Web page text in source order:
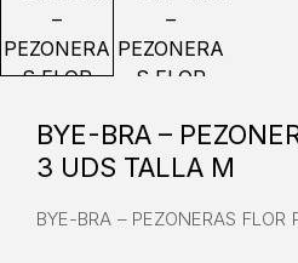
BYE-BRA –
3 UDS TALLA M
BYE-BRA – PEZONERAS